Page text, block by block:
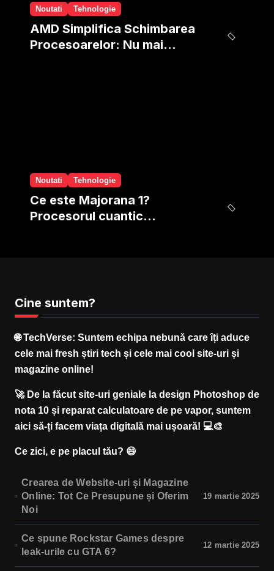
Noutati Tehnologie
AMD Simplifica Schimbarea
Procesoarelor: Nu mai
Noutati Tehnologie
Ce este Majorana 1?
Procesorul cuantic
Cine suntem?
🌐TechVerse: Suntem echipa nebună care îți aduce
cele mai fresh știri tech și cele mai cool site-uri și
magazine online!
🚀 De la făcut site-uri geniale la design Photoshop de
nota 10 și reparat calculatoare de pe vapor, suntem
aici să-ți facem viața digitală mai ușoară! 💻🎨
Ce zici, e pe placul tău? 😄
Crearea de Website-uri și Magazine
Online: Tot Ce Presupune și Oferim
Noi
19 martie 2025
Ce spune Rockstar Games despre
leak-urile cu GTA 6?
12 martie 2025